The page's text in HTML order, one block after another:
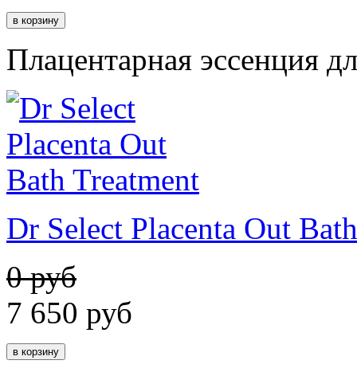
Плацентарная эссенция
Dr Select Placenta Out
0 руб
7 650 руб